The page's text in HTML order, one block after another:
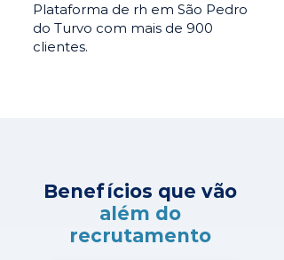
Plataforma de rh em São Pedro
do Turvo com mais de 900
clientes.
Benefícios que vão
além do
recrutamento